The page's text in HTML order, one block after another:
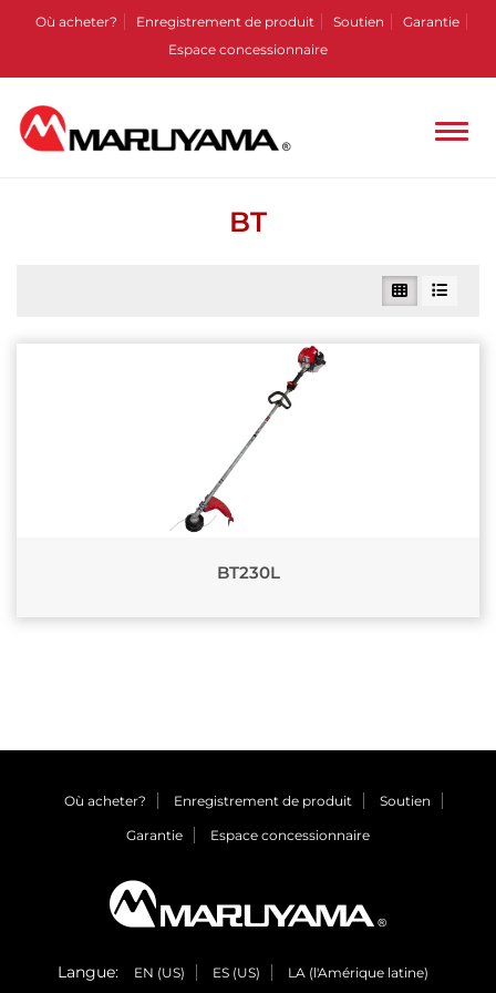
Où acheter? Enregistrement de produit Soutien
Garantie
Espace concessionnaire
BT
BT230L
Où acheter? Enregistrement de produit Soutien
Garantie Espace concessionnaire
Langue: EN (US) ES (US) LA (l'Amérique latine)